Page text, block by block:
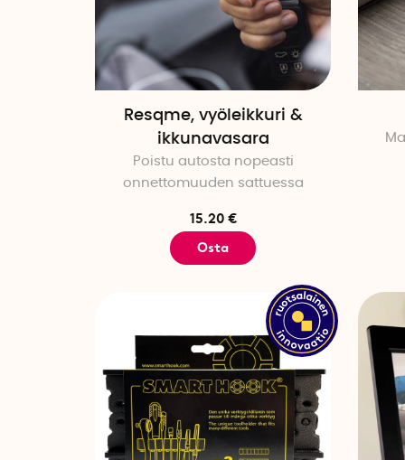
Resqme, vyöleikkuri &
ikkunavasara
Poistu autosta nopeasti
onnettomuuden sattuessa
15.20 €
Osta